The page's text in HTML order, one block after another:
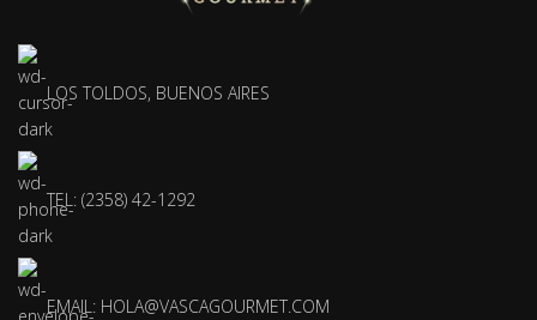
LOS TOLDOS, BUENOS AIRES
TEL: (2358) 42-1292
EMAIL: HOLA@VASCAGOURMET.COM